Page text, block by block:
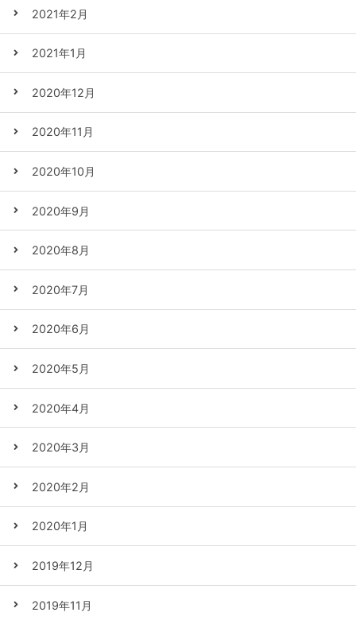
2021年2月
2021年1月
2020年12月
2020年11月
2020年10月
2020年9月
2020年8月
2020年7月
2020年6月
2020年5月
2020年4月
2020年3月
2020年2月
2020年1月
2019年12月
2019年11月